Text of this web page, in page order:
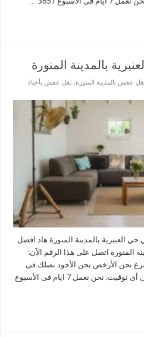
بالمدينة المنورة
عفش بالمدينة المنورة, نقل عفش بأحياء
بالمدينة المنورة هاد افضل
المنورة اتصل على هذا الرقم الآن:
الأسرع نحن الأرخص نحن الأجود نصلك فى
اقصى سرعة ممكنة، أينما كنت، وفى أى توقيت. نحن نعمل 7 ايام فى الأسبوع